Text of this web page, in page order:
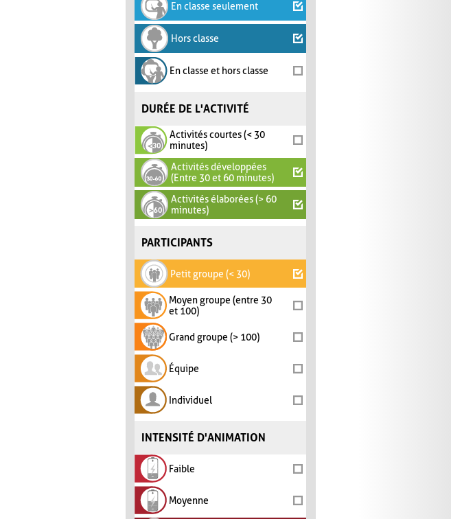
En classe seulement
Hors classe
En classe et hors classe
DURÉE DE L'ACTIVITÉ
Activités courtes (< 30
minutes)
Activités développées
(Entre 30 et 60 minutes)
Activités élaborées (> 60
minutes)
PARTICIPANTS
Petit groupe (< 30)
Moyen groupe (entre 30
et 100)
Grand groupe (> 100)
Équipe
Individuel
INTENSITÉ D'ANIMATION
Faible
Moyenne